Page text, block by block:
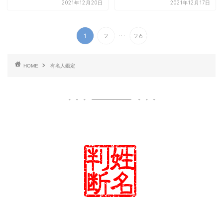
2021年12月20日 2021年12月17日
1 2 ... 26
HOME 有名人鑑定